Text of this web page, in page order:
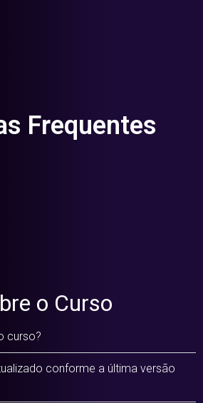
Frequentes
o Curso
curso?
conforme a última versão